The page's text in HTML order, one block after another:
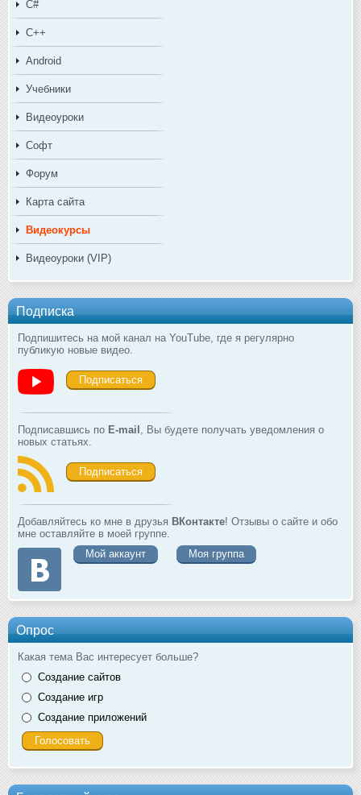
C#
C++
Android
Учебники
Видеоуроки
Софт
Форум
Карта сайта
Видеокурсы
Видеоуроки (VIP)
Подписка
Подпишитесь на мой канал на YouTube, где я регулярно
публикую новые видео.
Подписаться
Подписавшись по E-mail , Вы будете получать уведомления о
новых статьях.
Подписаться
Добавляйтесь ко мне в друзья ВКонтакте! Отзывы о сайте и обо
мне оставляйте в моей группе.
Мой аккаунт
Моя группа
Опрос
Какая тема Вас интересует больше?
Создание сайтов
Создание игр
Создание приложений